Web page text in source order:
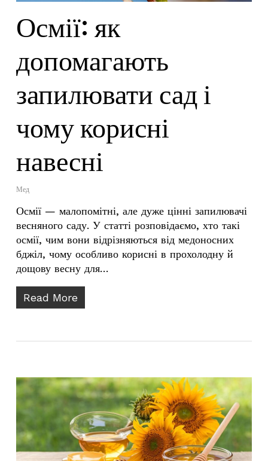
Осмії: як
допомагають
запилювати сад і
чому корисні
навесні
Мед
Осмії — малопомітні, але дуже цінні запилювачі
весняного саду. У статті розповідаємо, хто такі
осмії, чим вони відрізняються від медоносних
бджіл, чому особливо корисні в прохолодну й
дощову весну для…
Read More